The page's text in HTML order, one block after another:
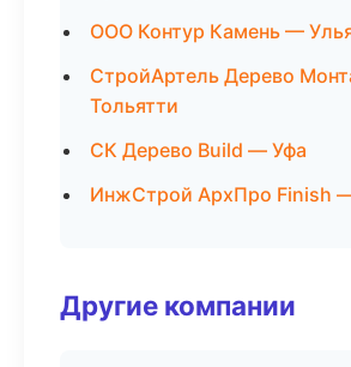
ООО Контур Камень —
СтройАртель Дерево
Тольятти
СК Дерево Build — Уфа
ИнжСтрой АрхПро Finish
Другие компании